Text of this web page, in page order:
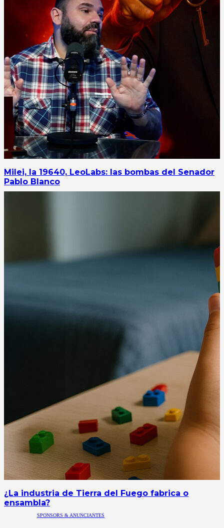
Milei, la 19640, LeoLabs: las bombas del Senador
Pablo Blanco
¿La industria de Tierra del Fuego fabrica o
ensambla?
SPONSORS & ANUNCIANTES